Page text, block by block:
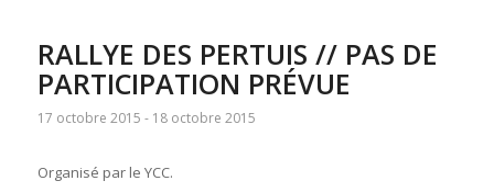
RALLYE DES PERTUIS // PAS DE
PARTICIPATION PRÉVUE
17 octobre 2015 - 18 octobre 2015
Organisé par le YCC.